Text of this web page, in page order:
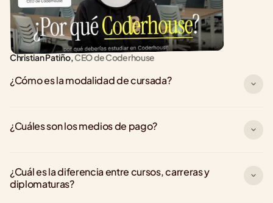
Christian Patiño, CEO de Coderhouse
¿Cómo es la modalidad de cursada?
¿Cuáles son los medios de pago?
¿Cuál es la diferencia entre cursos, carreras y
diplomaturas?